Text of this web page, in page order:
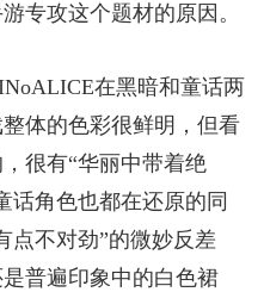
专攻这个题材的原因。
在黑暗和童话两
体的色彩很鲜明，但看
很有“华丽中带着绝
话角色也都在还原的同
点不对劲”的微妙反差
普遍印象中的白色裙